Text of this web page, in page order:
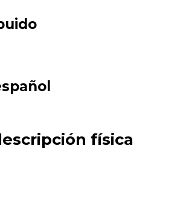
física